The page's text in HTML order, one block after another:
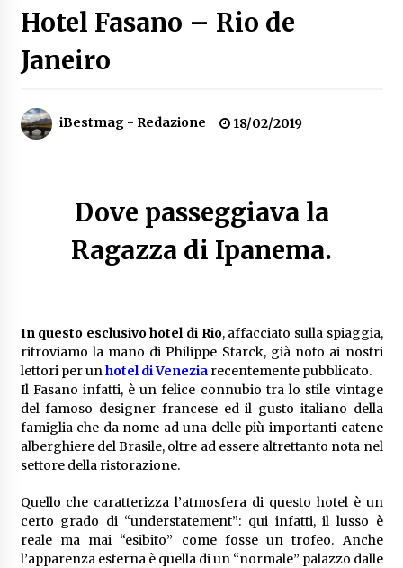
Speciale – Cinque Risi Italiani Top
31/07/2018
Hotel Fasano – Rio de
Janeiro
iBestmag - Redazione 18/02/2019
Dove passeggiava la
Ragazza di Ipanema.
In questo esclusivo hotel di Rio, affacciato sulla spiaggia,
ritroviamo la mano di Philippe Starck, già noto ai nostri
lettori per unhotel di Veneziarecentemente pubblicato.
Il Fasano infatti, è un felice connubio tra lo stile vintage
del famoso designer francese ed il gusto italiano della
famiglia che da nome ad una delle più importanti catene
alberghiere del Brasile, oltre ad essere altrettanto nota nel
settore della ristorazione.
Quello che caratterizza l’atmosfera di questo hotel è un
certo grado di “understatement”: qui infatti, il lusso è
reale ma mai “esibito” come fosse un trofeo. Anche
l’apparenza esterna è quella di un “normale” palazzo dalle